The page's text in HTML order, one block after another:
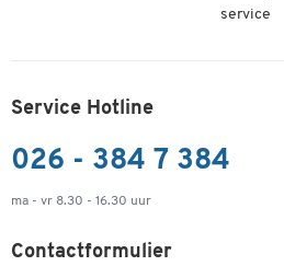
service
Service Hotline
026 - 384 7 384
ma - vr 8.30 - 16.30 uur
Contactformulier